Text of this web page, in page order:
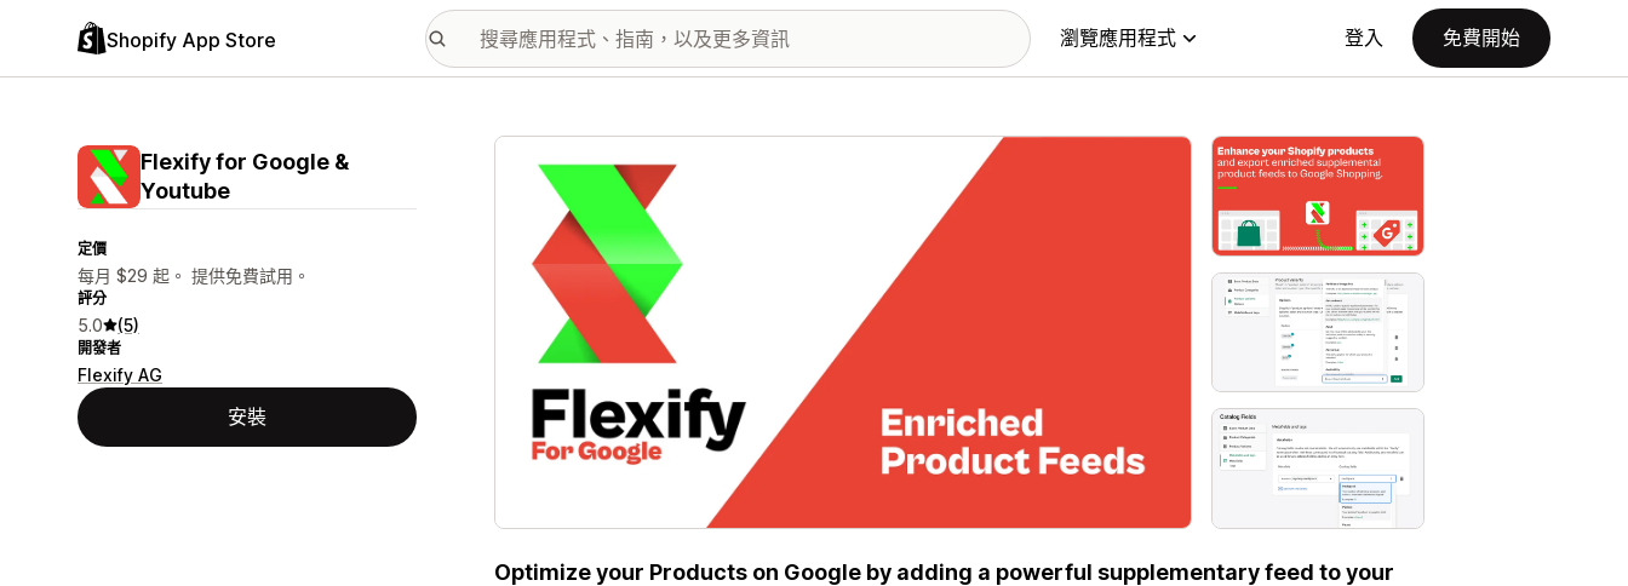
Shopify App Store 瀏覽應用程式 登入 免費開始
Flexify for Google &
Youtube
定價
每月 $29 起。 提供免費試用。
評分
5.0 (5)
開發者
Flexify AG
安裝
主要圖片圖庫
Optimize your Products on Google by adding a powerful supplementary feed to your